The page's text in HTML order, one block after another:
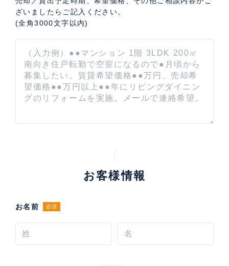
ざいましたらご記入ください。
(全角3000文字以内)
お客様情報
お名前 必須